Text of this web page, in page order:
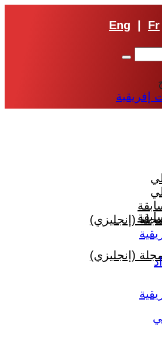
Eng Fr
(إنجليزي)
(إنجليزي)